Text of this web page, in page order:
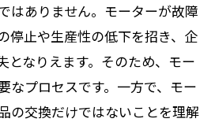
はありません。モーターが故障
停止や生産性の低下を招き、企
となりえます。そのため、モー
なプロセスです。一方で、モー
の交換だけではないことを理解